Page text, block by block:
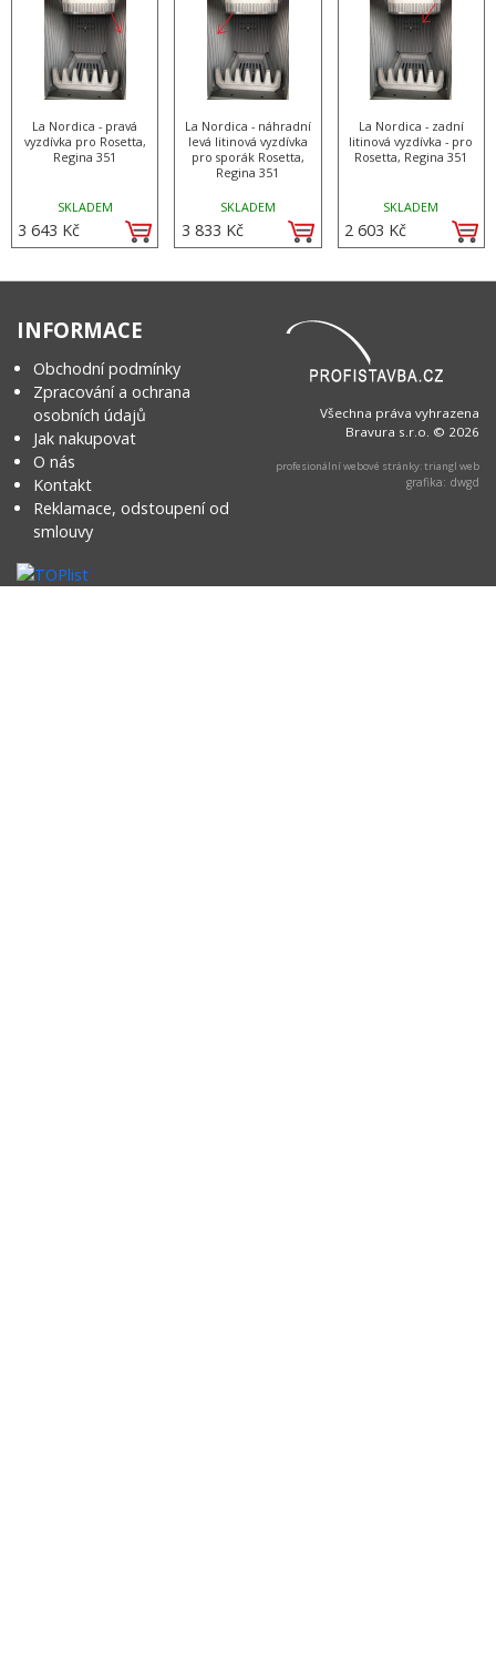
La Nordica - pravá
vyzdívka pro Rosetta,
Regina 351
SKLADEM
3 643 Kč
La Nordica - náhradní
levá litinová vyzdívka
pro sporák Rosetta,
Regina 351
SKLADEM
3 833 Kč
La Nordica - zadní
litinová vyzdívka - pro
Rosetta, Regina 351
SKLADEM
2 603 Kč
INFORMACE
Obchodní podmínky
Zpracování a ochrana
osobních údajů
Jak nakupovat
O nás
Kontakt
Reklamace, odstoupení od
smlouvy
Všechna práva vyhrazena
Bravura s.r.o. © 2026
profesionální webové stránky: triangl web
grafika: dwgd